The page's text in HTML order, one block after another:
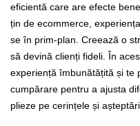
eficientă care are efecte
țin de ecommerce,
se în prim-plan. Creează o
să devină clienți fideli. În
experiență îmbunătățită și te
cumpărare pentru a ajusta
plieze pe cerințele și